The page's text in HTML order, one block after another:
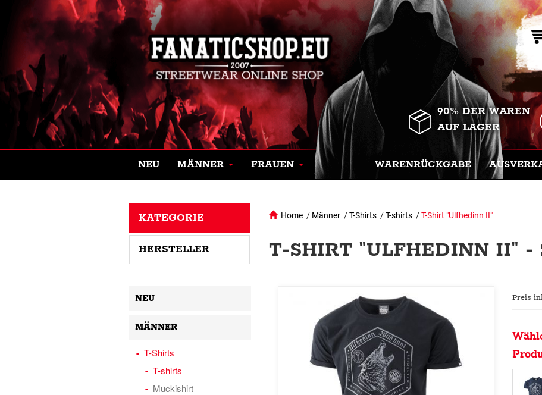
90% DER WAREN
AUF LAGER
NEU MÄNNER FRAUEN WARENRÜCKGABE
Home / Männer /T-Shirts /T-shirts /T-Shirt "Ulfhedinn II"
T-SHIRT "ULFHEDINN II" -
Preis
KATEGORIE
HERSTELLER
NEU
MÄNNER
T-Shirts
T-shirts
Muckishirt